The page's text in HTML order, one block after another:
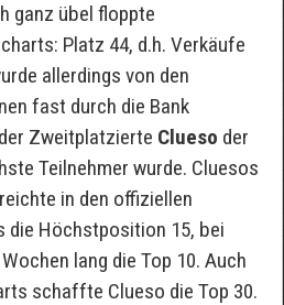
ganz übel floppte
Platz 44, d.h. Verkäufe
allerdings von den
fast durch die Bank
Zweitplatzierte Clueso der
Teilnehmer wurde. Cluesos
in den offiziellen
die Höchstposition 15, bei
lang die Top 10. Auch
schaffte Clueso die Top 30.